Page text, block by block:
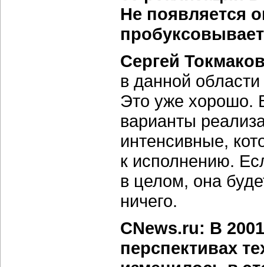
Не появляется
Сергей
в данной
Это уже хорошо.
варианты
интенсивные,
к исполнению.
в целом, она
ничего.
CNews.ru: В
перспективах